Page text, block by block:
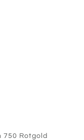
750 Rotgold